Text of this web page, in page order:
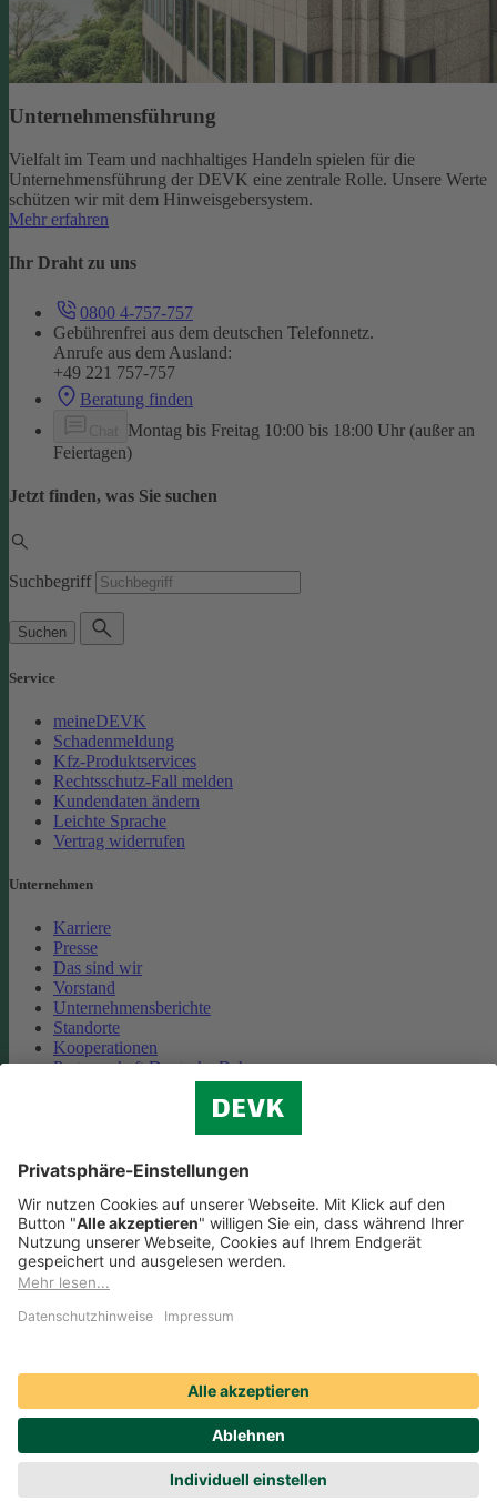
Unternehmensführung
Vielfalt im Team und nachhaltiges Handeln spielen für die
Unternehmensführung der DEVK eine zentrale Rolle. Unsere Werte
schützen wir mit dem Hinweisgebersystem.
Mehr erfahren
Ihr Draht zu uns
0800 4-757-757
Gebührenfrei aus dem deutschen Telefonnetz.
Anrufe aus dem Ausland:
+49 221 757-757
Beratung finden
Montag bis Freitag 10:00 bis 18:00 Uhr (außer an
Feiertagen)
Jetzt finden, was Sie suchen
Suchbegriff
Suchen
Service
meineDEVK
Schadenmeldung
Kfz-Produktservices
Rechtsschutz-Fall melden
Kundendaten ändern
Leichte Sprache
Vertrag widerrufen
Unternehmen
Karriere
Presse
Das sind wir
Vorstand
Unternehmensberichte
Standorte
Kooperationen
Partnerschaft Deutsche Bahn
Cookie-Einstellungen
Datenschutz
Impressum
Streitbeilegung
Nutzungshinweise
Compliance
Social Media Icons sowie Verlinkungen, die mit
sind, führen auf externe Seiten. Die DEVK ist für die dortigen
Nutzungsbedingungen und Datenschutzbestimmungen nicht
verantwortlich. Mehr dazu erfahren Sie unter